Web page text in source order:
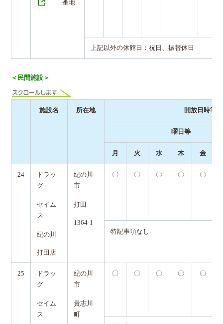
番地
上記以外の休館日：祝日、振替休日
＜民間施設＞
施設名 所在地 開放日時等
曜日等
月 火 水 木 金
24
ドラッ
グ
セイム
ス
紀の川
打田店
紀の川
市
打田
1364-1
〇 〇 〇 〇 〇
特記事項なし
25
ドラッ
グ
セイム
ス
紀の川
市
貴志川
町
〇 〇 〇 〇 〇